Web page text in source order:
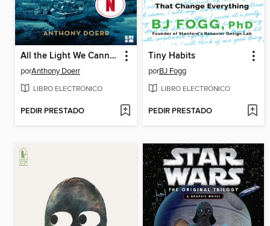
All the Light We Cannot See
porAnthony Doerr
LIBRO ELECTRÓNICO
PEDIR PRESTADO
Tiny Habits
porBJ Fogg
LIBRO ELECTRÓNICO
PEDIR PRESTADO